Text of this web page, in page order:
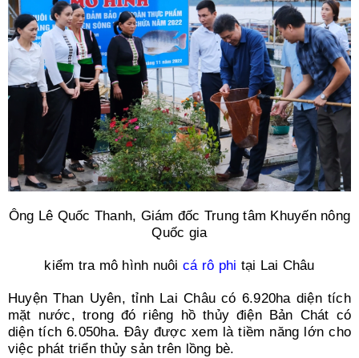
Ông Lê Quốc Thanh, Giám đốc Trung tâm Khuyến nông
Quốc gia
kiểm tra mô hình nuôi cá rô phi tại Lai Châu
Huyện Than Uyên, tỉnh Lai Châu có 6.920ha diện tích
mặt nước, trong đó riêng hồ thủy điện Bản Chát có
diện tích 6.050ha. Đây được xem là tiềm năng lớn cho
việc phát triển thủy sản trên lồng bè.